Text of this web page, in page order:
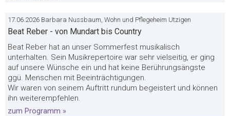
17.06.2026 Barbara Nussbaum, Wohn und Pflegeheim Utzigen
Beat Reber - von Mundart bis Country
Beat Reber hat an unser Sommerfest musikalisch
unterhalten. Sein Musikrepertoire war sehr vielseitig, er ging
auf unsere Wünsche ein und hat keine Berührungsängste
ggü. Menschen mit Beeinträchtigungen.
Wir waren von seinem Auftritt rundum begeistert und können
ihn weiterempfehlen.
zum Programm »